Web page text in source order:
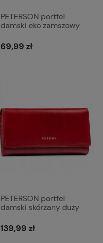
PETERSON portfel
damski eko zamszowy
ciemny bordowy
69,99 zł
PETERSON portfel
damski skórzany duży
czerwony
139,99 zł